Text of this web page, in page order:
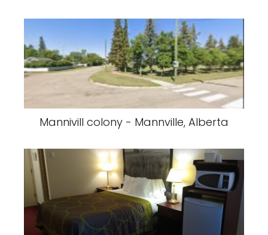
Mannivill colony - Mannville, Alberta